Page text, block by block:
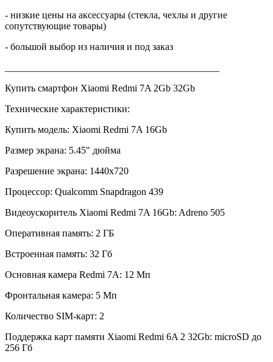
- низкие цены на аксессуары (стекла, чехлы и другие
сопутствующие товары)
- большой выбор из наличия и под заказ
Купить смартфон Xiaomi Redmi 7A 2Gb 32Gb
Технические характеристики:
Купить модель: Xiaomi Redmi 7A 16Gb
Размер экрана: 5.45" дюйма
Разрешение экрана: 1440х720
Процессор: Qualcomm Snapdragon 439
Видеоускоритель Xiaomi Redmi 7A 16Gb: Adreno 505
Оперативная память: 2 ГБ
Встроенная память: 32 Гб
Основная камера Redmi 7A: 12 Мп
Фронтальная камера: 5 Мп
Количество SIM-карт: 2
Поддержка карт памяти Xiaomi Redmi 6A 2 32Gb: microSD до
256 Гб